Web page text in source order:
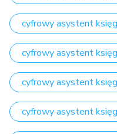
cyfrowy asystent
cyfrowy asystent
cyfrowy asystent
cyfrowy asystent